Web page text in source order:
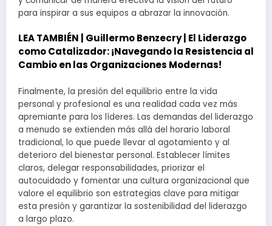
para inspirar a sus equipos a abrazar la innovación.
LEA TAMBIÉN | Guillermo Benzecry | El Liderazgo
como Catalizador: ¡Navegando la Resistencia al
Cambio en las Organizaciones Modernas!
Finalmente, la presión del equilibrio entre la vida
personal y profesional es una realidad cada vez más
apremiante para los líderes. Las demandas del liderazgo
a menudo se extienden más allá del horario laboral
tradicional, lo que puede llevar al agotamiento y al
deterioro del bienestar personal. Establecer límites
claros, delegar responsabilidades, priorizar el
autocuidado y fomentar una cultura organizacional que
valore el equilibrio son estrategias clave para mitigar
esta presión y garantizar la sostenibilidad del liderazgo
a largo plazo.